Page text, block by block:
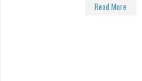
Read More